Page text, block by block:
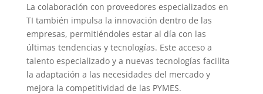
La colaboración con proveedores especializados en
TI también impulsa la innovación dentro de las
empresas, permitiéndoles estar al día con las
últimas tendencias y tecnologías. Este acceso a
talento especializado y a nuevas tecnologías facilita
la adaptación a las necesidades del mercado y
mejora la competitividad de las PYMES.